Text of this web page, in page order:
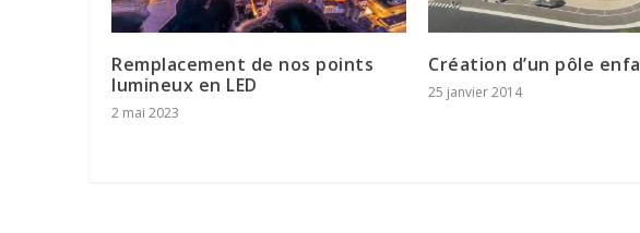
Remplacement de nos points
lumineux en LED
2 mai 2023
Création d’un pôle
25 janvier 2014